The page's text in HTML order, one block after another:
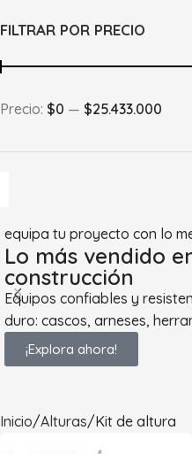
FILTRAR POR PRECIO
Precio: $0 — $25.433.000
equipa tu proyecto con lo
Lo más vendido
construcción
Equipos confiables y
duro: cascos, arneses,
¡Explora ahora!
Inicio Alturas Kit de altura